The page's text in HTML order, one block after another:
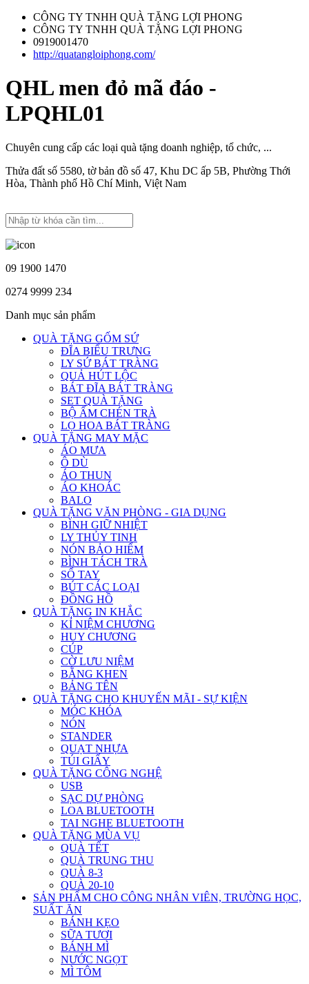
CÔNG TY TNHH QUÀ TẶNG LỢI PHONG
CÔNG TY TNHH QUÀ TẶNG LỢI PHONG
0919001470
http://quatangloiphong.com/
QHL men đỏ mã đáo -
LPQHL01
Chuyên cung cấp các loại quà tặng doanh nghiệp, tổ chức, ...
Thửa đất số 5580, tờ bản đồ số 47, Khu DC ấp 5B, Phường Thới
Hòa, Thành phố Hồ Chí Minh, Việt Nam
09 1900 1470
0274 9999 234
Danh mục sản phẩm
QUÀ TẶNG GỐM SỨ
ĐĨA BIỂU TRƯNG
LY SỨ BÁT TRÀNG
QUẢ HÚT LỘC
BÁT ĐĨA BÁT TRÀNG
SET QUÀ TẶNG
BỘ ẤM CHÉN TRÀ
LỌ HOA BÁT TRÀNG
QUÀ TẶNG MAY MẶC
ÁO MƯA
Ô DÙ
ÁO THUN
ÁO KHOÁC
BALO
QUÀ TẶNG VĂN PHÒNG - GIA DỤNG
BÌNH GIỮ NHIỆT
LY THỦY TINH
NÓN BẢO HIỂM
BÌNH TÁCH TRÀ
SỔ TAY
BÚT CÁC LOẠI
ĐỒNG HỒ
QUÀ TẶNG IN KHẮC
KỈ NIỆM CHƯƠNG
HUY CHƯƠNG
CÚP
CỜ LƯU NIỆM
BẰNG KHEN
BẢNG TÊN
QUÀ TẶNG CHO KHUYẾN MÃI - SỰ KIỆN
MÓC KHÓA
NÓN
STANDER
QUẠT NHỰA
TÚI GIẤY
QUÀ TẶNG CÔNG NGHỆ
USB
SẠC DỰ PHÒNG
LOA BLUETOOTH
TAI NGHE BLUETOOTH
QUÀ TẶNG MÙA VỤ
QUÀ TẾT
QUÀ TRUNG THU
QUÀ 8-3
QUÀ 20-10
SẢN PHẨM CHO CÔNG NHÂN VIÊN, TRƯỜNG HỌC,
SUẤT ĂN
BÁNH KẸO
SỮA TƯƠI
BÁNH MÌ
NƯỚC NGỌT
MÌ TÔM